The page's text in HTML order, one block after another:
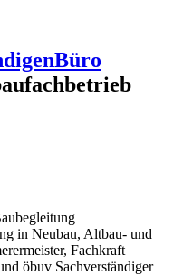
in Neubau, Altbau- und
Fachkraft
öbuv Sachverständiger